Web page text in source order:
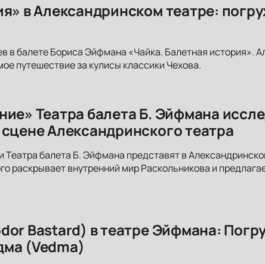
в Александринском театре:
в балете Бориса Эйфмана «Чайка. Балетная история».
путешествие за кулисы классики Чехова.
Театра балета Б. Эйфмана
Александринского театра
Театра балета Б. Эйфмана представят в
раскрывает внутренний мир Раскольникова и
Bastard) в театре Эйфмана:
(Vedma)